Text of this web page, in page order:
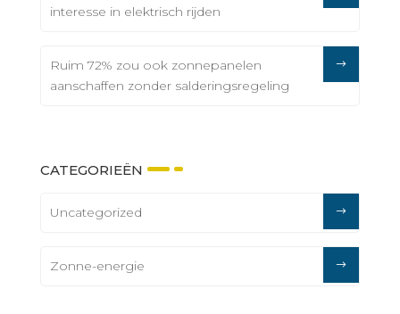
interesse in elektrisch rijden
Ruim 72% zou ook zonnepanelen
aanschaffen zonder salderingsregeling
CATEGORIEËN
Uncategorized
Zonne-energie